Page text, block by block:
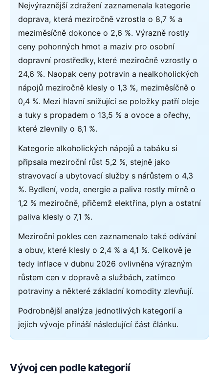
Nejvýraznější zdražení zaznamenala kategorie
doprava, která meziročně vzrostla o 8,7 % a
meziměsíčně dokonce o 2,6 %. Výrazně rostly
ceny pohonných hmot a maziv pro osobní
dopravní prostředky, které meziročně vzrostly o
24,6 %. Naopak ceny potravin a nealkoholických
nápojů meziročně klesly o 1,3 %, meziměsíčně o
0,4 %. Mezi hlavní snižující se položky patří oleje
a tuky s propadem o 13,5 % a ovoce a ořechy,
které zlevnily o 6,1 %.
Kategorie alkoholických nápojů a tabáku si
připsala meziroční růst 5,2 %, stejně jako
stravovací a ubytovací služby s nárůstem o 4,3
%. Bydlení, voda, energie a paliva rostly mírně o
1,2 % meziročně, přičemž elektřina, plyn a ostatní
paliva klesly o 7,1 %.
Meziroční pokles cen zaznamenalo také odívání
a obuv, které klesly o 2,4 % a 4,1 %. Celkově je
tedy inflace v dubnu 2026 ovlivněna výrazným
růstem cen v dopravě a službách, zatímco
potraviny a některé základní komodity zlevňují.
Podrobnější analýza jednotlivých kategorií a
jejich vývoje přináší následující část článku.
Vývoj cen podle kategorií